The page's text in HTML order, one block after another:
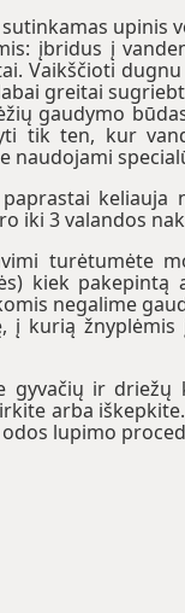
sutinkamas upinis
įbridus į
Vaikščioti
greitai
gaudymo
tik ten, kur
naudojami
keliauja
iki 3 valandos
turėtumėte
kiek
negalime
į kurią
gyvačių ir driežų
arba
lupimo